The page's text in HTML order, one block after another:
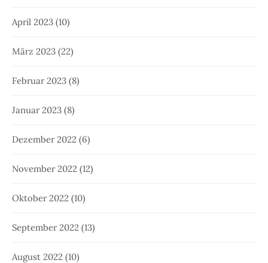
April 2023 (10)
März 2023 (22)
Februar 2023 (8)
Januar 2023 (8)
Dezember 2022 (6)
November 2022 (12)
Oktober 2022 (10)
September 2022 (13)
August 2022 (10)